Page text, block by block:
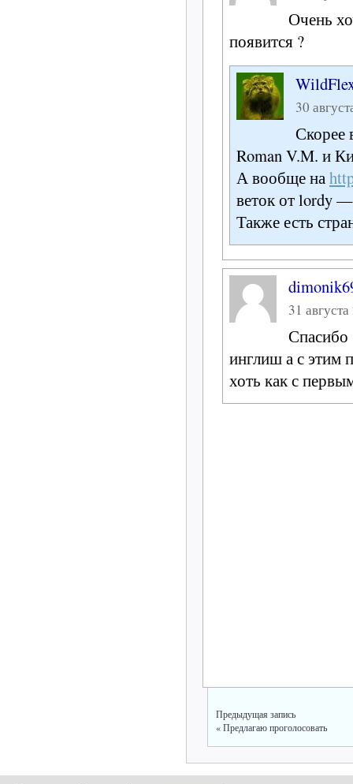
Очень
появится ?
30
Скорее
Roman V.M. и
А вообще на
веток от lordy
Также есть
31
Спасибо
инглиш а с этим
хоть как с
Предыдущая запись
«Предлагаю проголосовать